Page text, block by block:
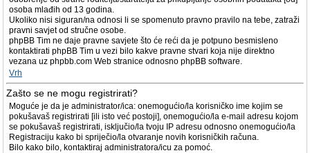
osoba mlađih od 13 godina.
Ukoliko nisi siguran/na odnosi li se spomenuto pravno pravilo na tebe, zatraži
pravni savjet od stručne osobe.
phpBB Tim ne daje pravne savjete što će reći da je potpuno besmisleno
kontaktirati phpBB Tim u vezi bilo kakve pravne stvari koja nije direktno
vezana uz phpbb.com Web stranice odnosno phpBB software.
Vrh
Zašto se ne mogu registrirati?
Moguće je da je administrator/ica: onemogućio/la korisničko ime kojim se
pokušavaš registrirati [ili isto već postoji], onemogućio/la e-mail adresu kojom
se pokušavaš registrirati, isključio/la tvoju IP adresu odnosno onemogućio/la
Registraciju kako bi spriječio/la otvaranje novih korisničkih računa.
Bilo kako bilo, kontaktiraj administratora/icu za pomoć.